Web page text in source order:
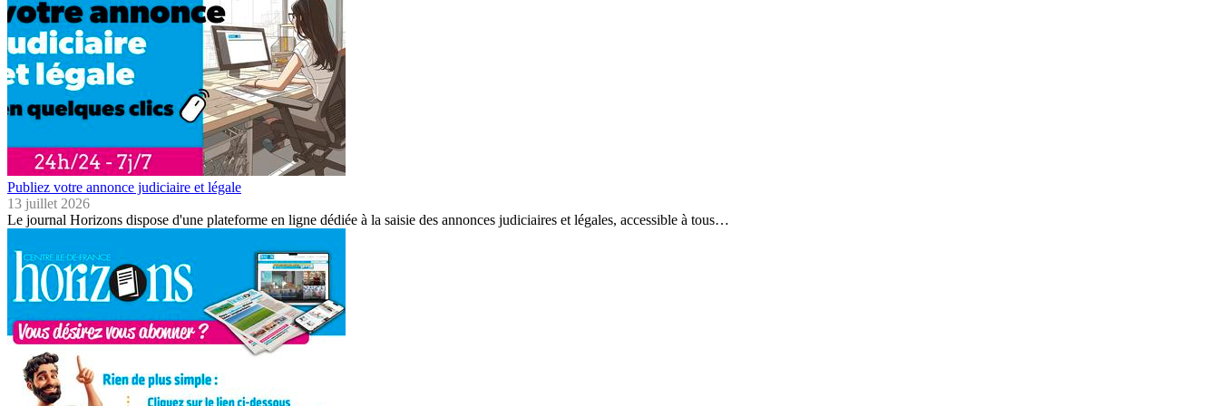
Publiez votre annonce judiciaire et légale
13 juillet 2026
Le journal Horizons dispose d'une plateforme en ligne dédiée à la saisie des annonces judiciaires et légales, accessible à tous…